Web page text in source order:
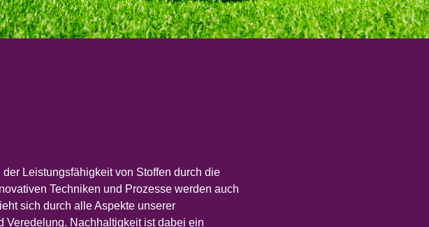
Leistungsfähigkeit von Stoffen durch die
Techniken und Prozesse werden auch
sich durch alle Aspekte unserer
Nachhaltigkeit ist dabei ein